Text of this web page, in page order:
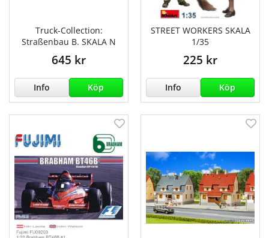
Truck-Collection:
Straßenbau B. SKALA N
645 kr
Info Köp
STREET WORKERS SKALA
1/35
225 kr
Info Köp